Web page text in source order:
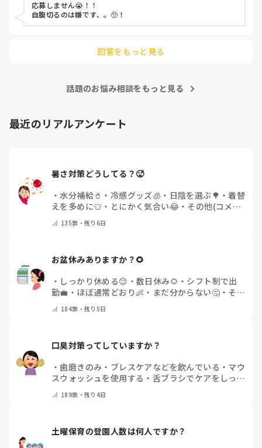
応募しません😭！！
自腹切るのは嫌です、。🥺！
回答をもっと見る
話題のお悩み相談をもっと見る
最近のリアルアンケート
暑さ対策どうしてる？🥵
・水分補給🥤 ・ 冷感グッズ🧊 ・ 日陰を選ぶ🌳 ・着替
えを多めに👕 ・ とにかく気合い😂・ その他(コメン
135票・残り6日
お盆休みありますか？🌻
・ しっかり休める😊 ・ 数日休み🌻 ・ シフト制で出
勤💼 ・ ほぼ通常どおり👶 ・ まだ分からない🤔・ その
184票・残り5日
口臭対策ってしていますか？
・歯磨きのみ ・ ブレスケアなどを飲んでいる ・ マウ
スウォッシュを使用する ・ 舌ブラシでケアをしっか
の他(コメントで教えて下さい)
189票・残り4日
土曜保育の登園人数は何人ですか？